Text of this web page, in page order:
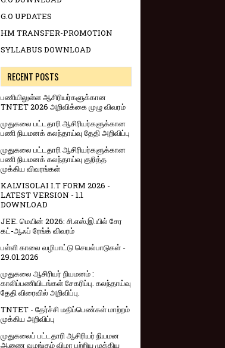
G.O UPDATES
HM TRANSFER-PROMOTION
SYLLABUS DOWNLOAD
RECENT POSTS
பணியிலுள்ள ஆசிரியர்களுக்கான
TNTET 2026 அறிவிக்கை முழு விவரம்
முதுகலை பட்டதாரி ஆசிரியர்களுக்கான
பணி நியமனக் கலந்தாய்வு தேதி அறிவிப்பு
முதுகலை பட்டதாரி ஆசிரியர்களுக்கான
பணி நியமனக் கலந்தாய்வு குறித்த
முக்கிய விவரங்கள்
KALVISOLAI I.T FORM 2026 -
LATEST VERSION - 1.1
DOWNLOAD
JEE. மெயின் 2026: சி.எஸ்.இ.யில் சேர
கட்-ஆஃப் ரேங்க் விவரம்
பள்ளி காலை வழிபாட்டு செயல்பாடுகள் -
29.01.2026
முதுகலை ஆசிரியர் நியமனம் :
காலிப்பணியிடங்கள் சேகரிப்பு. கலந்தாய்வு
தேதி விரைவில் அறிவிப்பு.
TNTET - தேர்ச்சி மதிப்பெண்கள் மாற்றம்
முக்கிய அறிவிப்பு
முதுகலைப் பட்டதாரி ஆசிரியர் நியமன
ஆணை வழங்கும் விழா பற்றிய முக்கிய